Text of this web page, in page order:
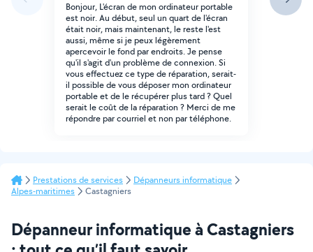
Bonjour, L'écran de mon ordinateur portable
est noir. Au début, seul un quart de l'écran
était noir, mais maintenant, le reste l'est
aussi, même si je peux légèrement
apercevoir le fond par endroits. Je pense
qu'il s'agit d'un problème de connexion. Si
vous effectuez ce type de réparation, serait-
il possible de vous déposer mon ordinateur
portable et de le récupérer plus tard ? Quel
serait le coût de la réparation ? Merci de me
répondre par courriel et non par téléphone.
Prestations de services
Dépanneurs informatique
Alpes-maritimes
Castagniers
Dépanneur informatique à Castagniers